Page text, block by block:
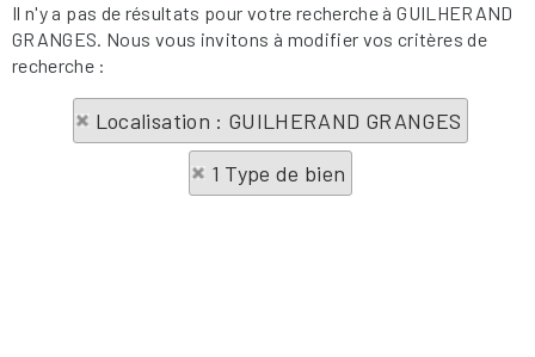
Il n'y a pas de résultats pour votre recherche à GUILHERAND
GRANGES. Nous vous invitons à modifier vos critères de
recherche :
Localisation : GUILHERAND GRANGES
1 Type de bien